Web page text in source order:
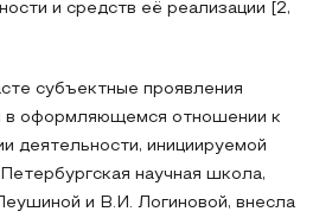
и средств её реализации [2,
субъектные проявления
в оформляющемся отношении к
деятельности, инициируемой
научная школа,
и В.И. Логиновой, внесла